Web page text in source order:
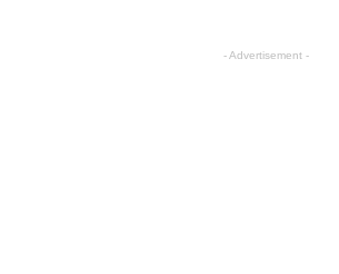
- Advertisement -